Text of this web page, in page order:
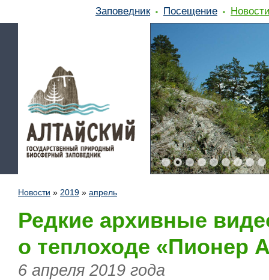
Заповедник Посещение
Новости » 2019 » апрель
Редкие архивные
о теплоходе «Пионер
6 апреля 2019 года